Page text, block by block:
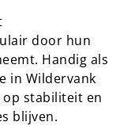
door hun
Handig als
in Wildervank
stabiliteit en
blijven.